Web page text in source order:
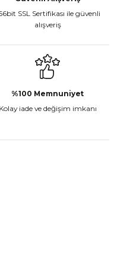
SSL Sertifikası ile güvenli
alışveriş
%100 Memnuniyet
Kolay iade ve değişim imkanı